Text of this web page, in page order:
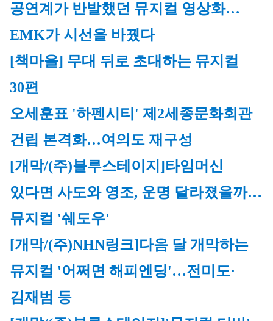
공연계가 반발했던 뮤지컬 영상화…
EMK가 시선을 바꿨다
[책마을] 무대 뒤로 초대하는 뮤지컬
30편
오세훈표 '하펜시티' 제2세종문화회관
건립 본격화…여의도 재구성
[개막/(주)블루스테이지]타임머신
있다면 사도와 영조, 운명 달라졌을까…
뮤지컬 '쉐도우'
[개막/(주)NHN링크]다음 달 개막하는
뮤지컬 '어쩌면 해피엔딩'…전미도·
김재범 등